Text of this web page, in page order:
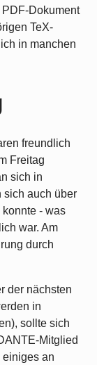
PDF-Dokument
TeX-
in manchen
freundlich
Freitag
sich in
sich auch über
- was
war. Am
durch
der nächsten
in
sollte sich
Mitglied
einiges an